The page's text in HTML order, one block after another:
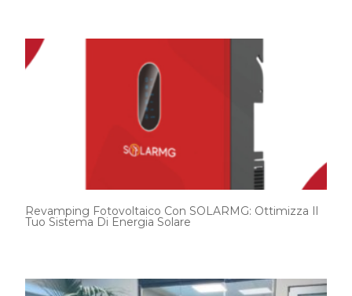
Revamping Fotovoltaico Con SOLARMG: Ottimizza Il
Tuo Sistema Di Energia Solare